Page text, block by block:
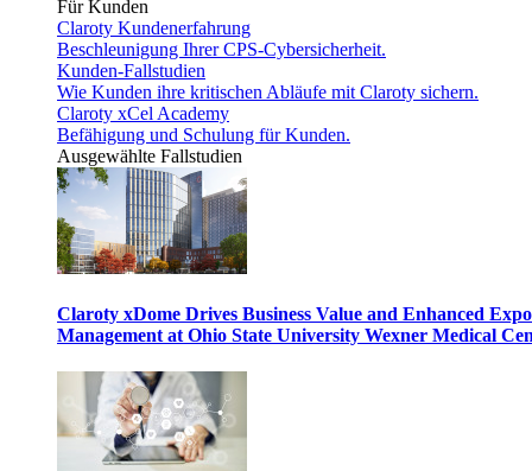
Für Kunden
Claroty Kundenerfahrung
Beschleunigung Ihrer CPS-Cybersicherheit.
Kunden-Fallstudien
Wie Kunden ihre kritischen Abläufe mit Claroty sichern.
Claroty xCel Academy
Befähigung und Schulung für Kunden.
Ausgewählte Fallstudien
Claroty xDome Drives Business Value and Enhanced
Management at Ohio State University Wexner Medical